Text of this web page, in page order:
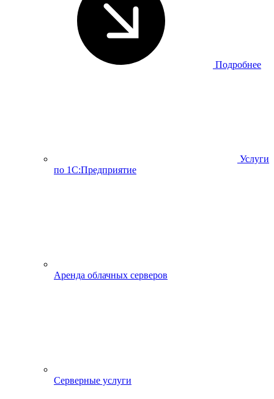
Подробнее
Услуги
по 1С:Предприятие
Аренда облачных серверов
Серверные услуги